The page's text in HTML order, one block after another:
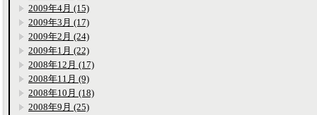
2009年4月 (15)
2009年3月 (17)
2009年2月 (24)
2009年1月 (22)
2008年12月 (17)
2008年11月 (9)
2008年10月 (18)
2008年9月 (25)